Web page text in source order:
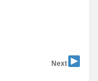
Next